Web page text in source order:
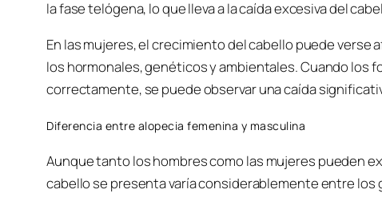
la fase telógena, lo que lleva a la caída excesiva del
En las mujeres, el crecimiento del cabello puede
los hormonales, genéticos y ambientales. Cuando los
correctamente, se puede observar una caída
Diferencia entre alopecia femenina y masculina
Aunque tanto los hombres como las mujeres pueden
cabello se presenta varía considerablemente entre los